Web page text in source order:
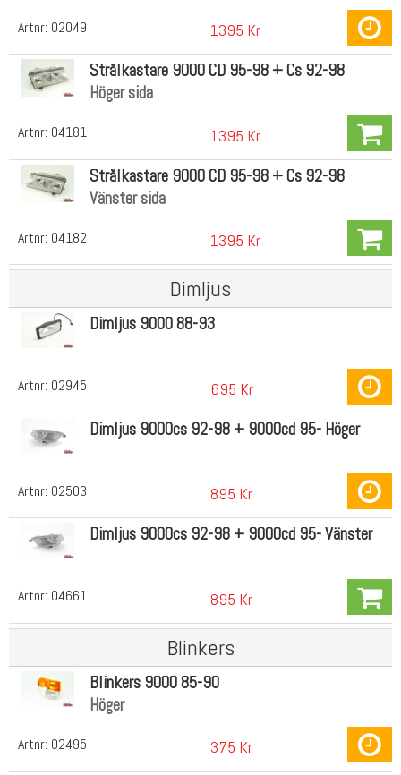
Artnr: 02049 1395 Kr
Artnr: 04181
Strålkastare 9000 CD 95-98 + Cs 92-98
Höger sida
1395 Kr
Artnr: 04182
Strålkastare 9000 CD 95-98 + Cs 92-98
Vänster sida
1395 Kr
Dimljus
Artnr: 02945
Dimljus 9000 88-93
695 Kr
Artnr: 02503
Dimljus 9000cs 92-98 + 9000cd 95- Höger
895 Kr
Artnr: 04661
Dimljus 9000cs 92-98 + 9000cd 95- Vänster
895 Kr
Blinkers
Artnr: 02495
Blinkers 9000 85-90
Höger
375 Kr